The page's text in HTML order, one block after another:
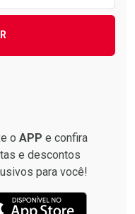
o APP e confira
e descontos
para você!